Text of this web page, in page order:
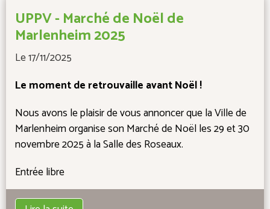
UPPV - Marché de Noël de
Marlenheim 2025
Le 17/11/2025
Le moment de retrouvaille avant Noël !
Nous avons le plaisir de vous annoncer que la Ville de
Marlenheim organise son Marché de Noël les 29 et 30
novembre 2025 à la Salle des Roseaux.
Entrée libre